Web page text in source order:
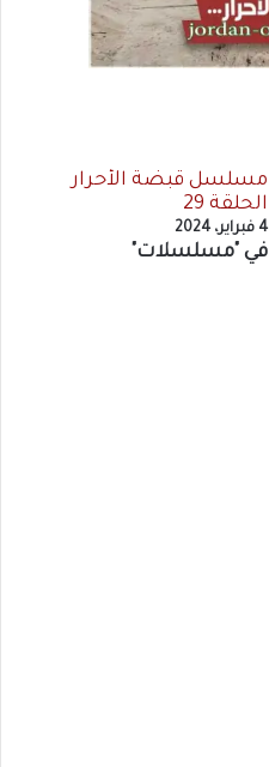
مسلسل قبضة الأحرار
الحلقة 29
4 فبراير، 2024
في "مسلسلات"